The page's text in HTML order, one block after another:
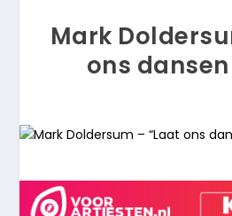
Mark
ons